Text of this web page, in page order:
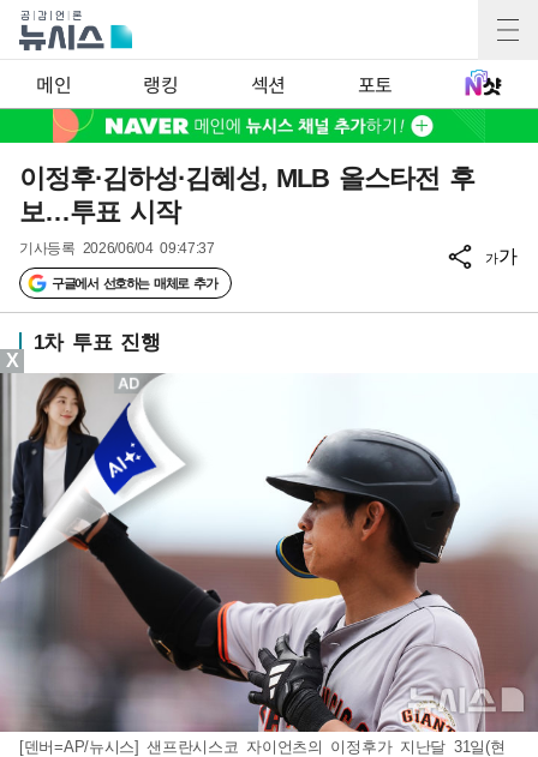
메인 랭킹 섹션 포토
이정후·김하성·김혜성, MLB 올스타전 후
보…투표 시작
기사등록 2026/06/04 09:47:37
구글에서 선호하는 매체로 추가
가가
1차 투표 진행
[덴버=AP/뉴시스] 샌프란시스코 자이언츠의 이정후가 지난달 31일(현
X